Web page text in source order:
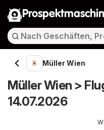
Müller Wien
Müller Wien >
14.07.2026